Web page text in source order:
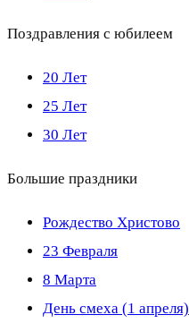
Поздравления с юбилеем
20 Лет
25 Лет
30 Лет
Большие праздники
Рождество Христово
23 Февраля
8 Марта
День смеха (1 апреля)